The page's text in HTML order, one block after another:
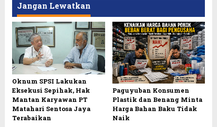
Jangan Lewatkan
Oknum SPSI Lakukan
Eksekusi Sepihak, Hak
Mantan Karyawan PT
Matahari Sentosa Jaya
Terabaikan
Paguyuban Konsumen
Plastik dan Benang Minta
Harga Bahan Baku Tidak
Naik